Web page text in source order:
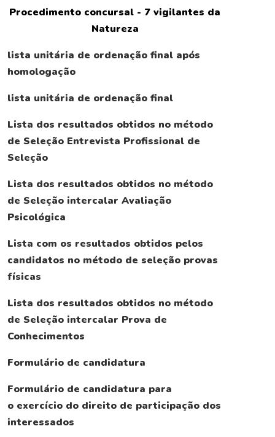
Procedimento concursal - 7 vigilantes da
Natureza
lista unitária de ordenação final após
homologação
lista unitária de ordenação final
Lista dos resultados obtidos no método
de Seleção Entrevista Profissional de
Seleção
Lista dos resultados obtidos no método
de Seleção intercalar Avaliação
Psicológica
Lista com os resultados obtidos pelos
candidatos no método de seleção provas
físicas
Lista dos resultados obtidos no método
de Seleção intercalar Prova de
Conhecimentos
Formulário de candidatura
Formulário de candidatura para
o exercício do direito de participação dos
interessados